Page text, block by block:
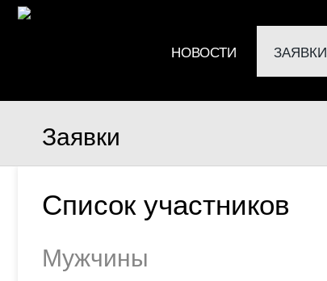
НОВОСТИ ЗАЯВКИ
Заявки
Список участников
Мужчины